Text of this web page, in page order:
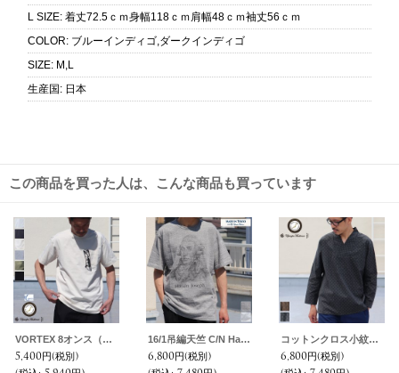
L SIZE: 着丈72.5ｃｍ身幅118ｃｍ肩幅48ｃｍ袖丈56ｃｍ
COLOR: ブルーインディゴ,ダークインディゴ
SIZE: M,L
生産国: 日本
この商品を買った人は、こんな商品も買っています
VORTEX 8オンス（MVS天竺）グラスポケット付 レギュラー半袖Tee【MADE IN JAPAN】『日本製』/ Upscape Audience
5,400円(税別)
16/1吊編天竺 C/N Haydn Joseph プリント S/S Tee【MADE IN TOKYO】『東京製』/ Upscape Audience
6,800円(税別)
コットンクロス小紋柄キモノVネックプルオーバー9分袖_Shirts【MADE IN JAPAN】『日本製』/ Upscape Audience
6,800円(税別)